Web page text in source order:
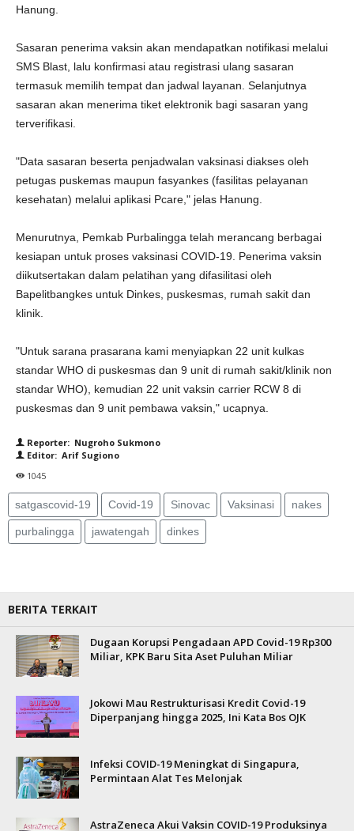
Hanung.
Sasaran penerima vaksin akan mendapatkan notifikasi melalui
SMS Blast, lalu konfirmasi atau registrasi ulang sasaran
termasuk memilih tempat dan jadwal layanan. Selanjutnya
sasaran akan menerima tiket elektronik bagi sasaran yang
terverifikasi.
"Data sasaran beserta penjadwalan vaksinasi diakses oleh
petugas puskemas maupun fasyankes (fasilitas pelayanan
kesehatan) melalui aplikasi Pcare," jelas Hanung.
Menurutnya, Pemkab Purbalingga telah merancang berbagai
kesiapan untuk proses vaksinasi COVID-19. Penerima vaksin
diikutsertakan dalam pelatihan yang difasilitasi oleh
Bapelitbangkes untuk Dinkes, puskesmas, rumah sakit dan
klinik.
"Untuk sarana prasarana kami menyiapkan 22 unit kulkas
standar WHO di puskesmas dan 9 unit di rumah sakit/klinik non
standar WHO), kemudian 22 unit vaksin carrier RCW 8 di
puskesmas dan 9 unit pembawa vaksin," ucapnya.
Reporter: Nugroho Sukmono
Editor: Arif Sugiono
1045
satgascovid-19 Covid-19 Sinovac Vaksinasi nakes
purbalingga jawatengah dinkes
BERITA TERKAIT
Dugaan Korupsi Pengadaan APD Covid-19 Rp300
Miliar, KPK Baru Sita Aset Puluhan Miliar
Jokowi Mau Restrukturisasi Kredit Covid-19
Diperpanjang hingga 2025, Ini Kata Bos OJK
Infeksi COVID-19 Meningkat di Singapura,
Permintaan Alat Tes Melonjak
AstraZeneca Akui Vaksin COVID-19 Produksinya